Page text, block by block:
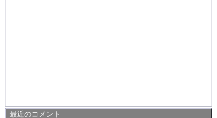
最近のコメント